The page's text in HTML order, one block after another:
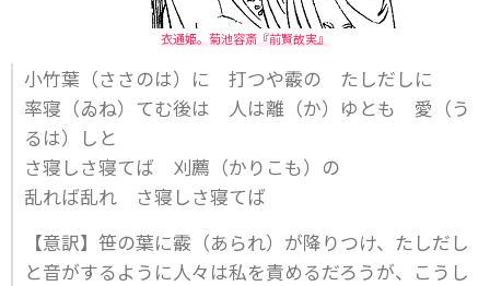
衣通姫。菊池容斎『前賢故実』
小竹葉（ささのは）に 打つや霰の たしだしに
率寝（ゐね）てむ後は 人は離（か）ゆとも 愛（う
るは）しと
さ寝しさ寝てば 刈薦（かりこも）の
乱れば乱れ さ寝しさ寝てば
【意訳】笹の葉に霰（あられ）が降りつけ、たしだし
と音がするように人々は私を責めるだろうが、こうし